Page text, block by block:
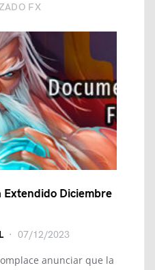
FX
Extendido Diciembre
07/12/2023
anunciar que la